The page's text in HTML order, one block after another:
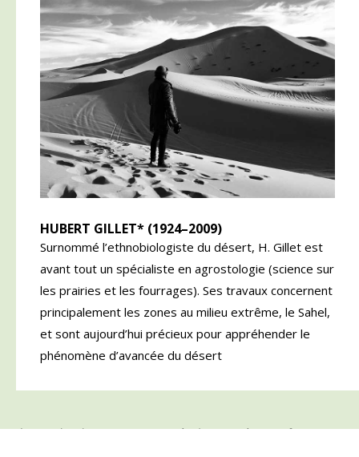
HUBERT GILLET* (1924–2009)
Surnommé l’ethnobiologiste du désert, H. Gillet est
avant tout un spécialiste en agrostologie (science sur
les prairies et les fourrages). Ses travaux concernent
principalement les zones au milieu extrême, le Sahel,
et sont aujourd’hui précieux pour appréhender le
phénomène d’avancée du désert
* Les ethnobotanistes marqués d'une astérisque font partie